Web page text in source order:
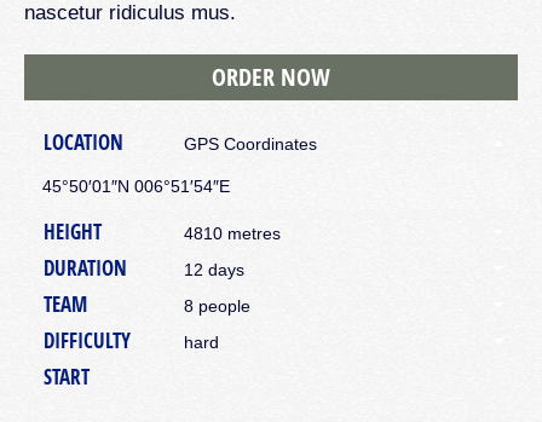
nascetur ridiculus mus.
ORDER NOW
LOCATION GPS Coordinates
45°50′01″N 006°51′54″E
HEIGHT 4810 metres
DURATION 12 days
TEAM 8 people
DIFFICULTY hard
START